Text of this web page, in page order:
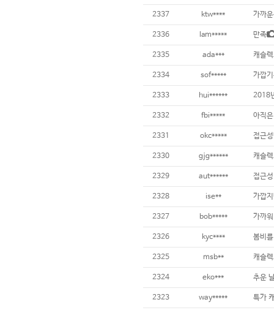
2337 ktw**** 가까
2336 lam***** 만족
2335 ada*** 캐슬
2334 sof***** 가깝
2333 hui****** 2018
2332 fbi***** 아직
2331 okc***** 접근
2330 gjg****** 캐슬
2329 aut****** 접근
2328 ise**
2327 bob***** 가까워
2326 kyc**** 봄비
2325 msb** 캐슬
2324 eko*** 추운
2323 way***** 특가